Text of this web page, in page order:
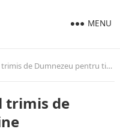
MENU
de Dumnezeu pentru tine
trimis de